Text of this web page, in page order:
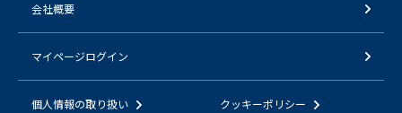
会社概要
マイページログイン
個人情報の取り扱い クッキーポリシー